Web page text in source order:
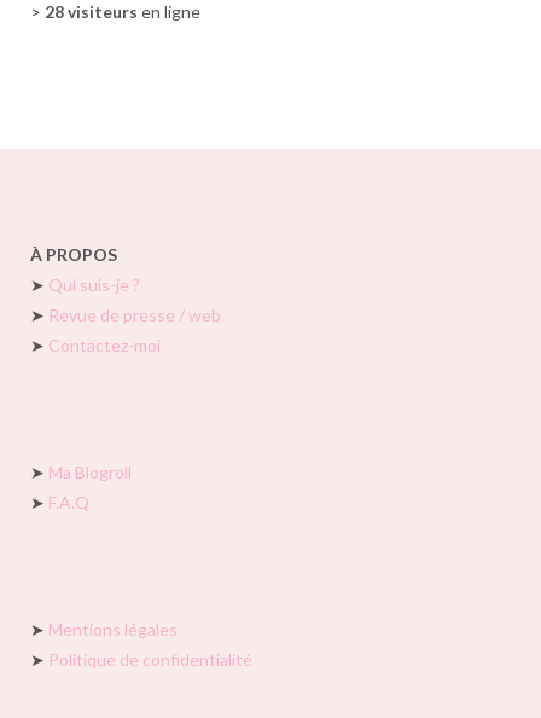
> 28 visiteurs en ligne
À PROPOS
➤ Qui suis-je ?
➤ Revue de presse / web
➤ Contactez-moi
➤ Ma Blogroll
➤ F.A.Q
➤ Mentions légales
➤ Politique de confidentialité